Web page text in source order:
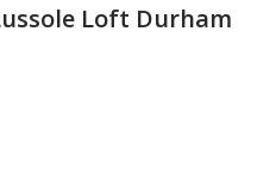
Loft Durham